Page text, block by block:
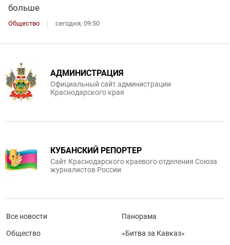
больше
Общество сегодня, 09:50
АДМИНИСТРАЦИЯ
Официальный сайт администрации
Краснодарского края
КУБАНСКИЙ РЕПОРТЕР
Сайт Краснодарского краевого отделения Союза
журналистов России
Все новости
Общество
Панорама
«Битва за Кавказ»